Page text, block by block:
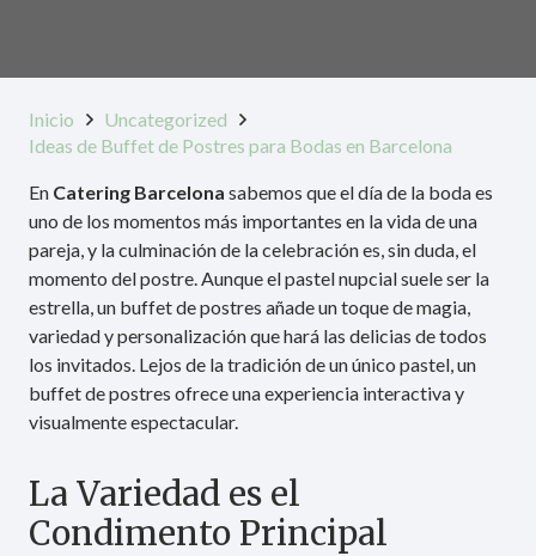
Inicio
Uncategorized
Ideas de Buffet de Postres para Bodas en Barcelona
En Catering Barcelona sabemos que el día de la boda es
uno de los momentos más importantes en la vida de una
pareja, y la culminación de la celebración es, sin duda, el
momento del postre. Aunque el pastel nupcial suele ser la
estrella, un buffet de postres añade un toque de magia,
variedad y personalización que hará las delicias de todos
los invitados. Lejos de la tradición de un único pastel, un
buffet de postres ofrece una experiencia interactiva y
visualmente espectacular.
La Variedad es el
Condimento Principal